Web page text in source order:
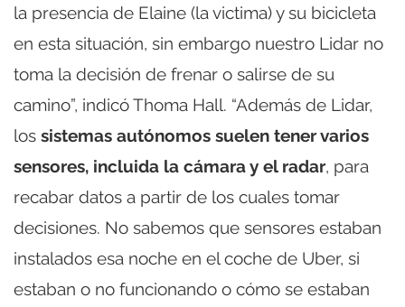
la presencia de Elaine (la victima) y su bicicleta
en esta situación, sin embargo nuestro Lidar no
toma la decisión de frenar o salirse de su
camino”, indicó Thoma Hall. “Además de Lidar,
los sistemas autónomos suelen tener varios
sensores, incluida la cámara y el radar, para
recabar datos a partir de los cuales tomar
decisiones. No sabemos que sensores estaban
instalados esa noche en el coche de Uber, si
estaban o no funcionando o cómo se estaban